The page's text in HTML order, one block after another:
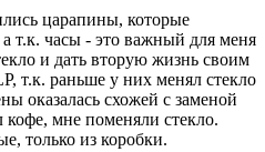
царапины, которые
т.к. часы - это важный для меня
и дать вторую жизнь своим
т.к. раньше у них менял стекло
оказалась схожей с заменой
кофе, мне поменяли стекло.
только из коробки.